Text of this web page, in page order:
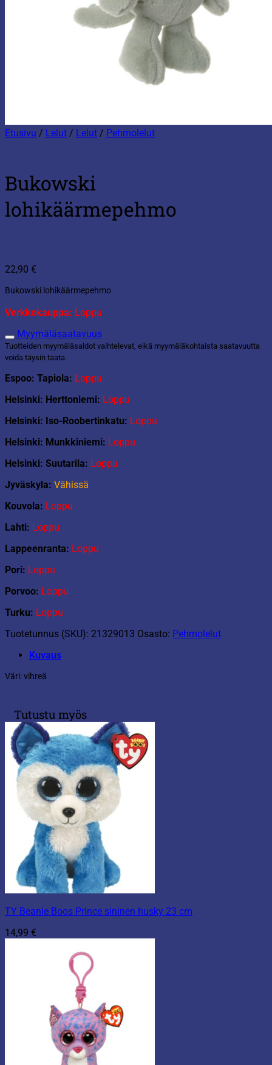
Etusivu / Lelut / Lelut / Pehmolelut
Bukowski
lohikäärmepehmo
22,90 €
Bukowski lohikäärmepehmo
Verkkokauppa: Loppu
Myymäläsaatavuus
Tuotteiden myymäläsaldot vaihtelevat, eikä myymäläkohtaista saatavuutta
voida täysin taata.
Espoo: Tapiola: Loppu
Helsinki: Herttoniemi: Loppu
Helsinki: Iso-Roobertinkatu: Loppu
Helsinki: Munkkiniemi: Loppu
Helsinki: Suutarila: Loppu
Jyväskyla: Vähissä
Kouvola: Loppu
Lahti: Loppu
Lappeenranta: Loppu
Pori: Loppu
Porvoo: Loppu
Turku: Loppu
Tuotetunnus (SKU): 21329013 Osasto: Pehmolelut
Kuvaus
Väri: vihreä
Tutustu myös
TY Beanie Boos Prince sininen husky 23 cm
14,99 €